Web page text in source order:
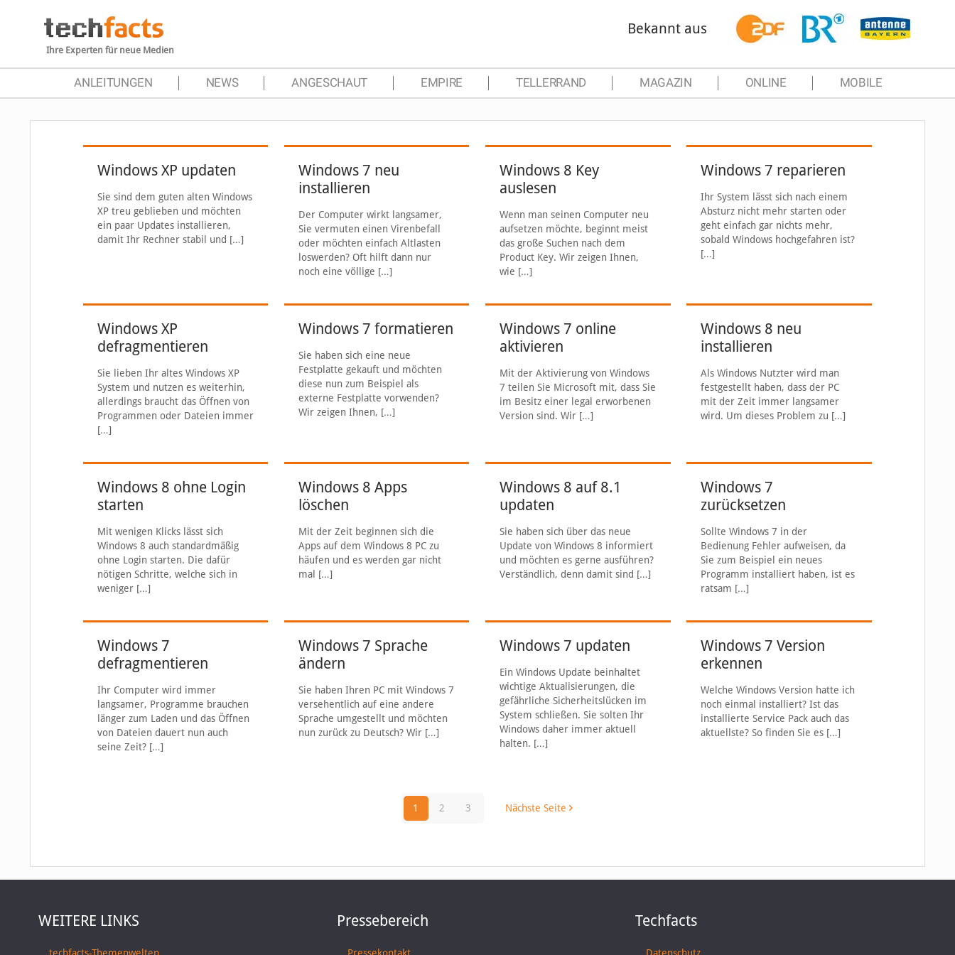
Ihre Experten für neue Medien
Bekannt aus
ANLEITUNGEN NEWS ANGESCHAUT EMPIRE TELLERRAND MAGAZIN ONLINE MOBILE
Windows XP updaten
Sie sind dem guten alten Windows
XP treu geblieben und möchten
ein paar Updates installieren,
damit Ihr Rechner stabil und […]
Windows 7 neu
installieren
Der Computer wirkt langsamer,
Sie vermuten einen Virenbefall
oder möchten einfach Altlasten
loswerden? Oft hilft dann nur
noch eine völlige […]
Windows 8 Key
auslesen
Wenn man seinen Computer neu
aufsetzen möchte, beginnt meist
das große Suchen nach dem
Product Key. Wir zeigen Ihnen,
wie […]
Windows 7 reparieren
Ihr System lässt sich nach einem
Absturz nicht mehr starten oder
geht einfach gar nichts mehr,
sobald Windows hochgefahren ist?
[…]
Windows XP
defragmentieren
Sie lieben Ihr altes Windows XP
System und nutzen es weiterhin,
allerdings braucht das Öffnen von
Programmen oder Dateien immer
[…]
Windows 7 formatieren
Sie haben sich eine neue
Festplatte gekauft und möchten
diese nun zum Beispiel als
externe Festplatte vorwenden?
Wir zeigen Ihnen, […]
Windows 7 online
aktivieren
Mit der Aktivierung von Windows
7 teilen Sie Microsoft mit, dass Sie
im Besitz einer legal erworbenen
Version sind. Wir […]
Windows 8 neu
installieren
Als Windows Nutzter wird man
festgestellt haben, dass der PC
mit der Zeit immer langsamer
wird. Um dieses Problem zu […]
Windows 8 ohne Login
starten
Mit wenigen Klicks lässt sich
Windows 8 auch standardmäßig
ohne Login starten. Die dafür
nötigen Schritte, welche sich in
weniger[…]
Windows 8 Apps
löschen
Mit der Zeit beginnen sich die
Apps auf dem Windows 8 PC zu
häufen und es werden gar nicht
mal […]
Windows 8 auf 8.1
updaten
Sie haben sich über das neue
Update von Windows 8 informiert
und möchten es gerne ausführen?
Verständlich, denn damit sind […]
Windows 7
zurücksetzen
Sollte Windows 7 in der
Bedienung Fehler aufweisen, da
Sie zum Beispiel ein neues
Programm installiert haben, ist es
ratsam […]
Windows 7
defragmentieren
Ihr Computer wird immer
langsamer, Programme brauchen
länger zum Laden und das Öffnen
von Dateien dauert nun auch
seine Zeit?[…]
Windows 7 Sprache
ändern
Sie haben Ihren PC mit Windows 7
versehentlich auf eine andere
Sprache umgestellt und möchten
nun zurück zu Deutsch? Wir[…]
Windows 7 updaten
Ein Windows Update beinhaltet
wichtige Aktualisierungen, die
gefährliche Sicherheitslücken im
System schließen. Sie solten Ihr
Windows daher immer aktuell
halten. […]
Windows 7 Version
erkennen
Welche Windows Version hatte ich
noch einmal installiert? Ist das
installierte Service Pack auch das
aktuellste? So finden Sie es […]
1 2 3 Nächste Seite
WEITERE LINKS Pressebereich Techfacts